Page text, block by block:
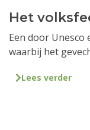
Het
Een door Unesco
waarbij het
Lees verder